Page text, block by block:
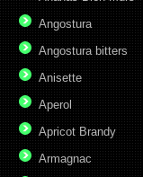
Angostura
Angostura bitters
Anisette
Aperol
Apricot Brandy
Armagnac